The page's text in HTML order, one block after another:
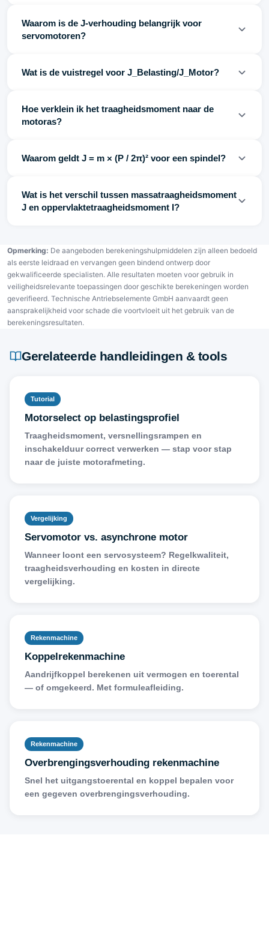
Waarom is de J-verhouding belangrijk voor
servomotoren?
Wat is de vuistregel voor J_Belasting/J_Motor?
Hoe verklein ik het traagheidsmoment naar de
motoras?
Waarom geldt J = m × (P / 2π)² voor een spindel?
Wat is het verschil tussen massatraagheidsmoment
J en oppervlaktetraagheidsmoment I?
Opmerking: De aangeboden berekeningshulpmiddelen zijn alleen bedoeld
als eerste leidraad en vervangen geen bindend ontwerp door
gekwalificeerde specialisten. Alle resultaten moeten voor gebruik in
veiligheidsrelevante toepassingen door geschikte berekeningen worden
geverifieerd. Technische Antriebselemente GmbH aanvaardt geen
aansprakelijkheid voor schade die voortvloeit uit het gebruik van de
berekeningsresultaten.
Gerelateerde handleidingen & tools
Tutorial
Motorselect op belastingsprofiel
Traagheidsmoment, versnellingsrampen en
inschakelduur correct verwerken — stap voor stap
naar de juiste motorafmeting.
Vergelijking
Servomotor vs. asynchrone motor
Wanneer loont een servosysteem? Regelkwaliteit,
traagheidsverhouding en kosten in directe
vergelijking.
Rekenmachine
Koppelrekenmachine
Aandrijfkoppel berekenen uit vermogen en toerental
— of omgekeerd. Met formuleafleiding.
Rekenmachine
Overbrengingsverhouding rekenmachine
Snel het uitgangstoerental en koppel bepalen voor
een gegeven overbrengingsverhouding.